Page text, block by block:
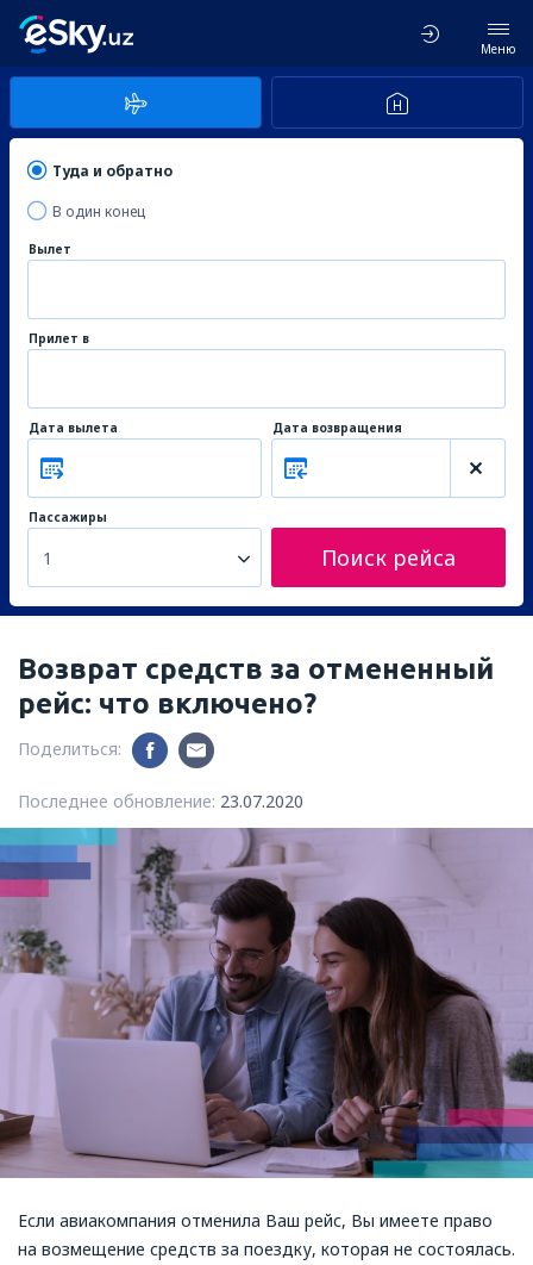
Меню
Туда и обратно
В один конец
Вылет
Прилет в
Дата вылета Дата возвращения
Пассажиры
1 Поиск рейса
Возврат средств за отмененный
рейс: что включено?
Поделиться:
Последнее обновление: 23.07.2020
Если авиакомпания отменила Ваш рейс, Вы имеете право
на возмещение средств за поездку, которая не состоялась.